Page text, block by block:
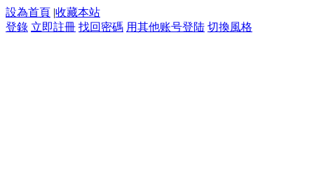
設為首頁 |收藏本站
登錄 立即註冊 找回密碼 用其他账号登陆 切換風格